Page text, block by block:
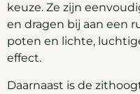
keuze. Ze zijn
en dragen bij aan een
poten en lichte,
effect.
Daarnaast is de